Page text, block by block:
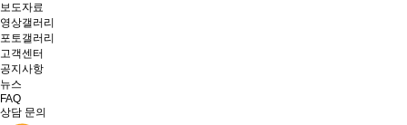
보도자료
영상갤러리
포토갤러리
고객센터
공지사항
뉴스
FAQ
상담 문의